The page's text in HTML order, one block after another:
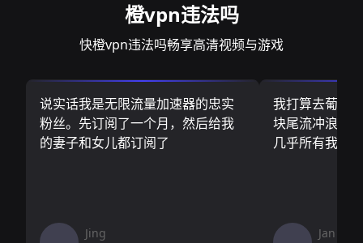
橙vpn违法吗
快橙vpn违法吗畅享高清视频与游戏
说实话我是无限流量加速器的忠实
粉丝。先订阅了一个月，然后给我
的妻子和女儿都订阅了
Jing
我打算去葡萄
块尾流冲浪板
几乎所有我需
Jan V